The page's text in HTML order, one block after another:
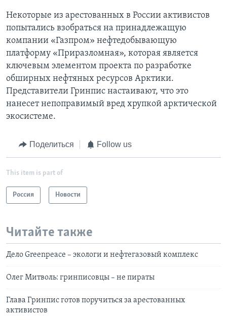
Некоторые из арестованных в России активистов
попытались взобраться на принадлежащую
компании «Газпром» нефтедобывающую
платформу «Приразломная», которая является
ключевым элементом проекта по разработке
обширных нефтяных ресурсов Арктики.
Представители Гринпис настаивают, что это
нанесет непоправимый вред хрупкой арктической
экосистеме.
Поделиться Follow us
This item is part of
Россия Новости
Читайте также
Дело Greenpeace – экологи и нефтегазовый комплекс
Олег Митволь: гринписовцы – не пираты
Глава Гринпис готов поручиться за арестованных
активистов